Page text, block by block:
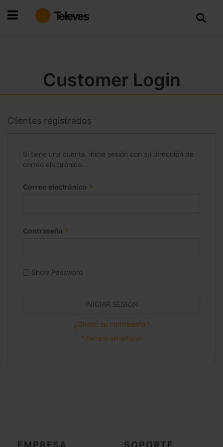
al
Customer Login
Clientes registrados
Si tiene una cuenta, inicie sesión con su dirección de
correo electrónico.
Correo electrónico
Contraseña
Show Password
INICIAR SESIÓN
¿Olvidó su contraseña?